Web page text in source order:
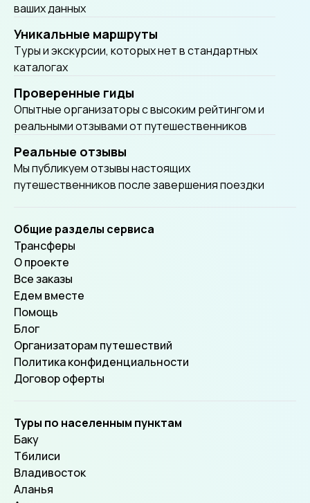
ваших данных
Уникальные маршруты
Tуры и экскурсии, которых нет в стандартных
каталогах
Проверенные гиды
Опытные организаторы с высоким рейтингом и
реальными отзывами от путешественников
Реальные отзывы
Мы публикуем отзывы настоящих
путешественников после завершения поездки
Общие разделы сервиса
Трансферы
О проекте
Все заказы
Едем вместе
Помощь
Блог
Организаторам путешествий
Политика конфиденциальности
Договор оферты
Туры по населенным пунктам
Баку
Тбилиси
Владивосток
Аланья